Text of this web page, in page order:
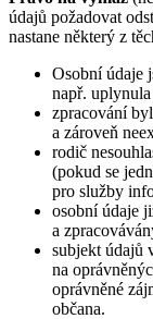
údajů požadovat
nastane některý z
Osobní údaje
např.
zpracování
a zároveň
rodič
(pokud se
pro služby
osobní údaje
a
subjekt údajů
na
oprávněné
občana.